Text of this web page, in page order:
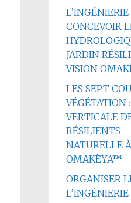
L’INGÉNIERIE
CONCEVOIR
JARDIN
VISION
LES SEPT
VÉGÉTATION
VERTICALE
RÉSILIENTS
NATURELLE
OMAKËYA™
ORGANISER